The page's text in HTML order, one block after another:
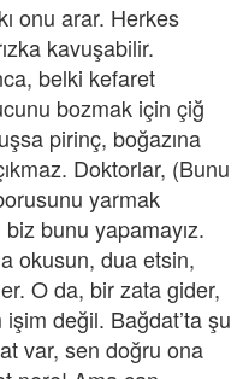
onu arar. Herkes
kavuşabilir.
belki kefaret
bozmak için çiğ
pirinç, boğazına
Doktorlar, (Bunu
yarmak
bunu yapamayız.
okusun, dua etsin,
O da, bir zata gider,
değil. Bağdat’ta şu
var, sen doğru ona